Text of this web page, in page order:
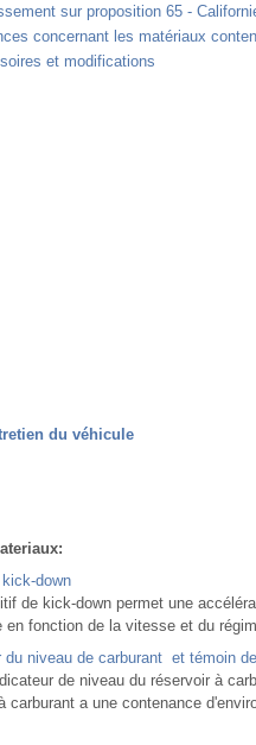
sur proposition 65 -
concernant les matériaux
et modifications
du véhicule
down
de kick-down permet une
en fonction de la vitesse et du
du niveau de carburant et témoin
de niveau du réservoir à
carburant a une contenance